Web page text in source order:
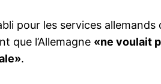
pour les services allemands
que l’Allemagne «ne voulait
.